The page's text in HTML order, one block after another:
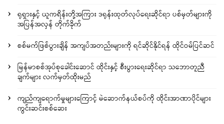
ရုရှားနှင့် ယူကရိန်းတို့အကြား ဒရုန်းထုတ်လုပ်ရေးဆိုင်ရာ ပစ်မှတ်များကို
အပြန်အလှန် တိုက်ခိုက်
စစ်မက်ဖြစ်ပွားချိန် အကျပ်အတည်းများကို ရင်ဆိုင်နိုင်ရန် ထိုင်ဝမ်ပြင်ဆင်
မြန်မာစစ်အုပ်စုခေါင်းဆောင် ထိုင်းနှင့် စီးပွားရေးဆိုင်ရာ သဘောတူညီ
ချက်များ လက်မှတ်ထိုးမည်
ကျည်ကျရောက်မှုများကြောင့် မဲဆောက်နယ်စပ်ကို ထိုင်းအာဏာပိုင်များ
ကွင်းဆင်းစစ်ဆေး